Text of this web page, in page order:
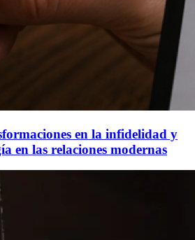
en la infidelidad y
en las relaciones modernas